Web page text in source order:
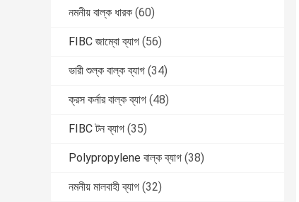
নমনীয় বাল্ক ধারক (60)
FIBC জাম্বো ব্যাগ (56)
ভারী শুল্ক বাল্ক ব্যাগ (34)
ক্রস কর্নার বাল্ক ব্যাগ (48)
FIBC টন ব্যাগ (35)
Polypropylene বাল্ক ব্যাগ (38)
নমনীয় মালবাহী ব্যাগ (32)